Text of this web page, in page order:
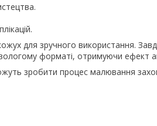
для зручного використання.
форматі, отримуючи ефект
зробити процес малювання